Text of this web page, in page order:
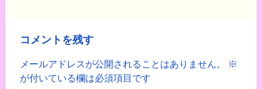
コメントを残す
メールアドレスが公開されることはありません。
※
が付いている欄は必須項目です